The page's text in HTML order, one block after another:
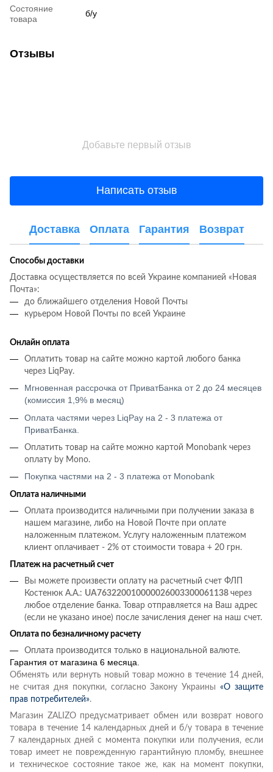
Состояние
товара
б/у
Отзывы
Добавьте первый отзыв
Написать отзыв
Доставка Оплата Гарантия Возврат
Способы доставки
Доставка осуществляется по всей Украине компанией «Новая
Почта»:
до ближайшего отделения Новой Почты
курьером Новой Почты по всей Украине
Онлайн оплата
Оплатить товар на сайте можно картой любого банка
через LiqPay.
Мгновенная рассрочка от ПриватБанка от 2 до 24 месяцев
(комиссия 1,9% в месяц)
Оплата частями через LiqPay на 2 - 3 платежа от
ПриватБанка.
Оплатить товар на сайте можно картой Monobank через
оплату by Mono.
Покупка частями на 2 - 3 платежа от Monobank
Оплата наличными
Оплата производится наличными при получении заказа в
нашем магазине, либо на Новой Почте при оплате
наложенным платежом. Услугу наложенным платежом
клиент оплачивает - 2% от стоимости товара + 20 грн.
Платеж на расчетный счет
Вы можете произвести оплату на расчетный счет ФЛП
Костенюк А.А.: UA763220010000026003300061138 через
любое отделение банка. Товар отправляется на Ваш адрес
(если не указано иное) после зачисления денег на наш счет.
Оплата по безналичному расчету
Оплата производится только в национальной валюте.
Гарантия от магазина 6 месяца.
Обменять или вернуть новый товар можно в течение 14 дней,
не считая дня покупки, согласно Закону Украины«О защите
прав потребителей».
Магазин ZALIZO предусматривает обмен или возврат нового
товара в течение 14 календарных дней и б/у товара в течение
7 календарных дней с момента покупки или получения, если
товар имеет не поврежденную гарантийную пломбу, внешнее
и техническое состояние такое же, как на момент покупки,